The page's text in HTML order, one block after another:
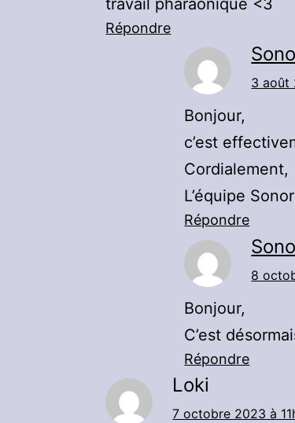
travail pharaonique <3
Répondre
3 août
Bonjour,
c’est
Cordialement,
L’équipe
Répondre
8
Bonjour,
C’est
Répondre
Loki
7 octobre 2023 à